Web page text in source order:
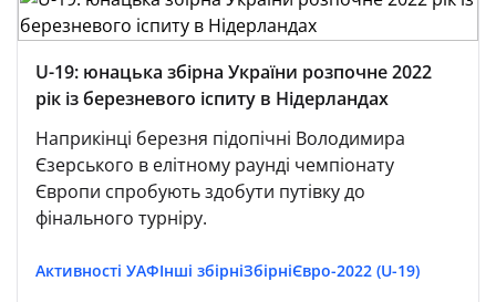
U-19: юнацька збірна України розпочне 2022
рік із березневого іспиту в Нідерландах
Наприкінці березня підопічні Володимира
Єзерського в елітному раунді чемпіонату
Європи спробують здобути путівку до
фінального турніру.
Активності УАФІнші збірніЗбірніЄвро-2022 (U-19)